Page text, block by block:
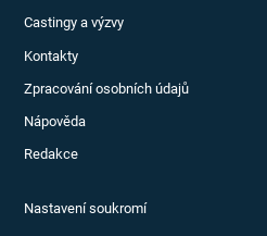
Castingy a výzvy
Kontakty
Zpracování osobních údajů
Nápověda
Redakce
Nastavení soukromí